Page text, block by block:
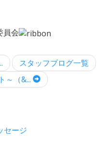
員会
スタッフブログ一覧
～（&...
セージ